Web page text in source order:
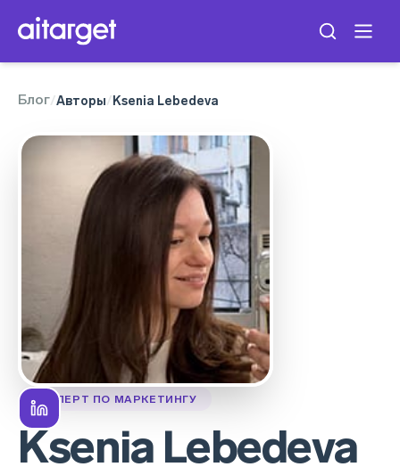
Блог/Авторы/Ksenia Lebedeva
ЭКСПЕРТ ПО МАРКЕТИНГУ
Ksenia Lebedeva